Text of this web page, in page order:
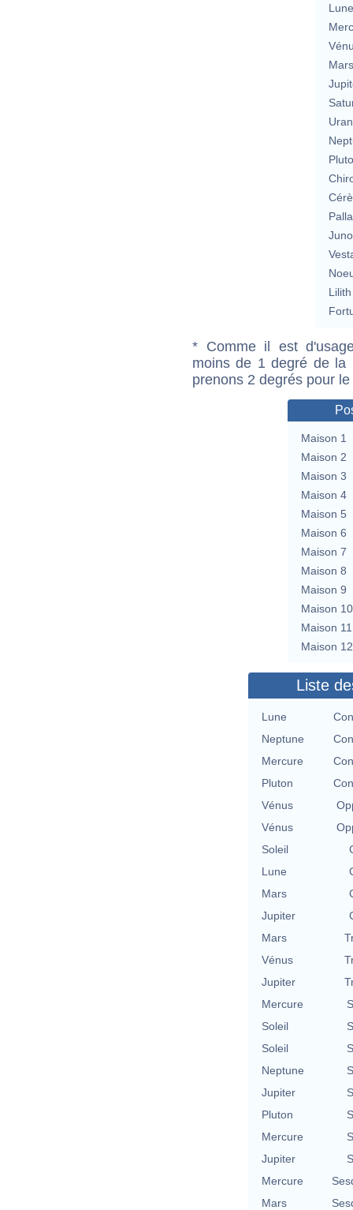
Lune
Mars
Lilith
* Comme il est
moins de 1 degré de la
prenons 2 degrés pour
Maison 1
Maison 2
Maison 3
Maison 4
Maison 5
Maison 6
Maison 7
Maison 8
Maison 9
Maison 10
Maison 11
Maison 12
Liste
Lune
Neptune
Mercure
Pluton
Vénus
Vénus
Soleil
Lune
Mars
Jupiter
Mars
Vénus
Jupiter
Mercure
Soleil
Soleil
Neptune
Jupiter
Pluton
Mercure
Jupiter
Mercure
Mars